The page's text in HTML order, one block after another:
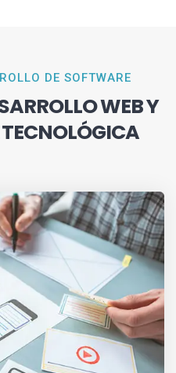
DE SOFTWARE
WEB Y